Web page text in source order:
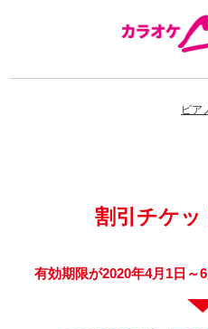
ピア
割引チケッ
有効期限が2020年4月1日～